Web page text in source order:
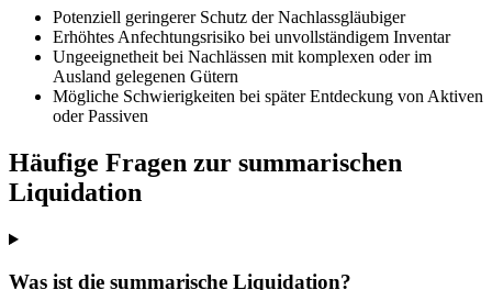
Potenziell geringerer Schutz der Nachlassgläubiger
Erhöhtes Anfechtungsrisiko bei unvollständigem Inventar
Ungeeignetheit bei Nachlässen mit komplexen oder im
Ausland gelegenen Gütern
Mögliche Schwierigkeiten bei später Entdeckung von Aktiven
oder Passiven
Häufige Fragen zur summarischen
Liquidation
Was ist die summarische Liquidation?